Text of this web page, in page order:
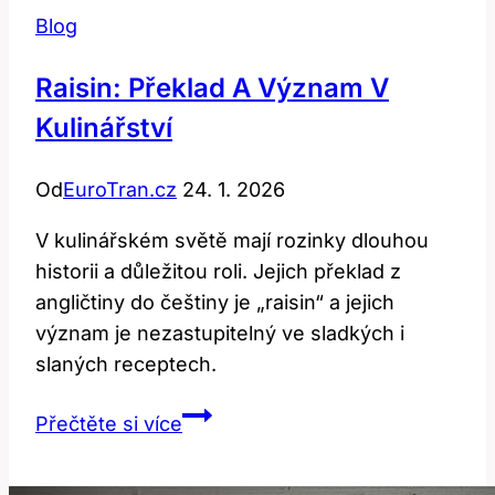
Blog
Raisin: Překlad A Význam V
Kulinářství
OdEuroTran.cz 24. 1. 2026
V kulinářském světě mají rozinky dlouhou
historii a důležitou roli. Jejich překlad z
angličtiny do češtiny je „raisin“ a jejich
význam je nezastupitelný ve sladkých i
slaných receptech.
Přečtěte si víceRaisin: